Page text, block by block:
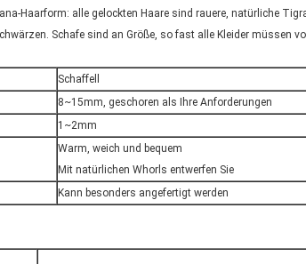
Haarform: alle gelockten Haare sind rauere, natürliche
Schafe sind an Größe, so fast alle Kleider müssen
Schaffell
8~15mm, geschoren als Ihre Anforderungen
1~2mm
Warm, weich und bequem
Mit natürlichen Whorls entwerfen Sie
Kann besonders angefertigt werden